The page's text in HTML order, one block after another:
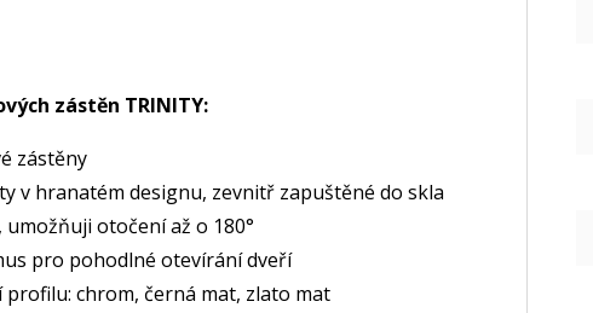
zástěn TRINITY:
zástěny
v hranatém designu, zevnitř zapuštěné do skla
otočení až o 180°
pro pohodlné otevírání dveří
profilu: chrom, černá mat, zlato mat